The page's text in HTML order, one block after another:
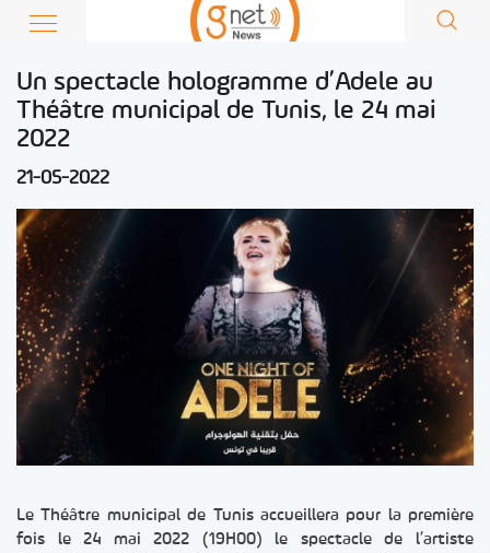
Un spectacle hologramme d’Adele au
Théâtre municipal de Tunis, le 24 mai
2022
21-05-2022
Le Théâtre municipal de Tunis accueillera pour la première
fois le 24 mai 2022 (19H00) le spectacle de l’artiste